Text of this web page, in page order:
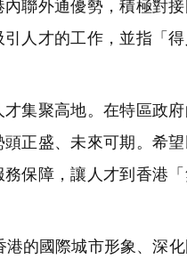
聯外通優勢，積極對
人才的工作，並指「得
集聚高地。在特區政
正盛、未來可期。希
保障，讓人才到香港
的國際城市形象、深